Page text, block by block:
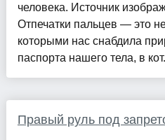
человека. Источник
Отпечатки пальцев — это
которыми нас снабдила
паспорта нашего тела, в
Правый руль под